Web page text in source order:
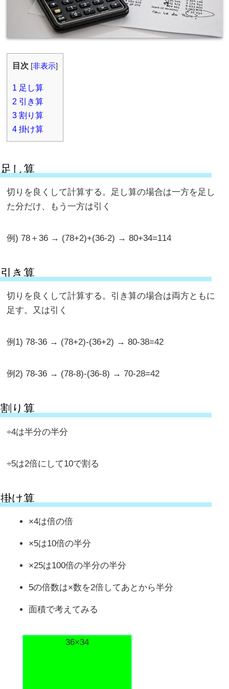
目次 [非表示]
1 足し算
2 引き算
3 割り算
4 掛け算
足し算
切りを良くして計算する。足し算の場合は一方を足し
た分だけ、もう一方は引く
例) 78＋36 → (78+2)+(36-2) → 80+34=114
引き算
切りを良くして計算する。引き算の場合は両方ともに
足す。又は引く
例1) 78-36 → (78+2)-(36+2) → 80-38=42
例2) 78-36 → (78-8)-(36-8) → 70-28=42
割り算
÷4は半分の半分
÷5は2倍にして10で割る
掛け算
×4は倍の倍
×5は10倍の半分
×25は100倍の半分の半分
5の倍数は×数を2倍してあとから半分
面積で考えてみる
36×34